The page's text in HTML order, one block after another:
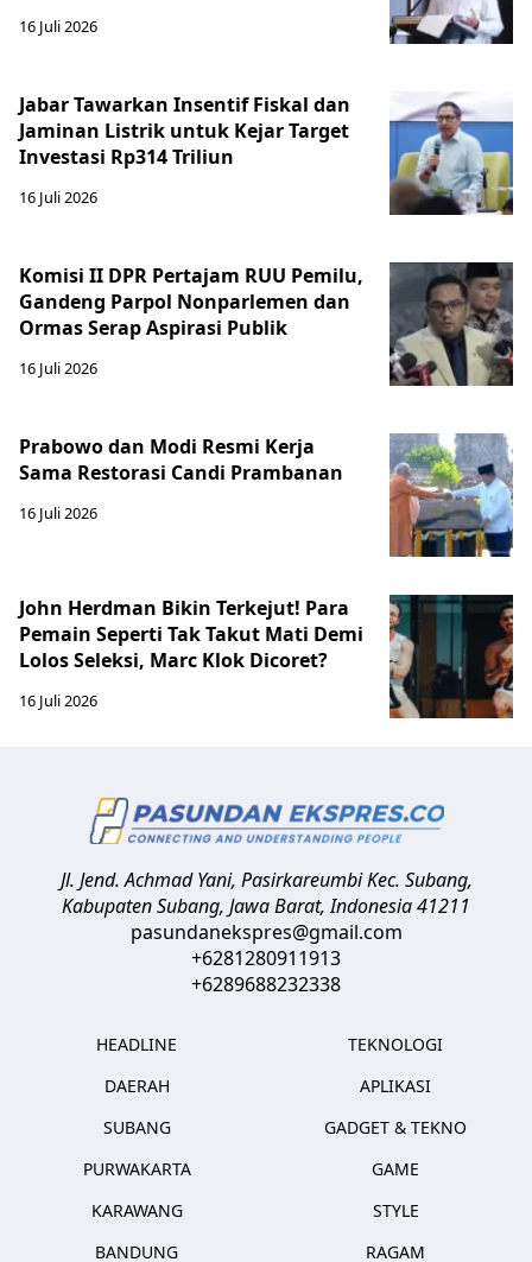
16 Juli 2026
Jabar Tawarkan Insentif Fiskal dan
Jaminan Listrik untuk Kejar Target
Investasi Rp314 Triliun
16 Juli 2026
Komisi II DPR Pertajam RUU Pemilu,
Gandeng Parpol Nonparlemen dan
Ormas Serap Aspirasi Publik
16 Juli 2026
Prabowo dan Modi Resmi Kerja
Sama Restorasi Candi Prambanan
16 Juli 2026
John Herdman Bikin Terkejut! Para
Pemain Seperti Tak Takut Mati Demi
Lolos Seleksi, Marc Klok Dicoret?
16 Juli 2026
Jl. Jend. Achmad Yani, Pasirkareumbi Kec. Subang,
Kabupaten Subang, Jawa Barat,Indonesia41211
pasundanekspres@gmail.com
+6281280911913
+6289688232338
HEADLINE
DAERAH
SUBANG
PURWAKARTA
KARAWANG
BANDUNG
TEKNOLOGI
APLIKASI
GADGET & TEKNO
GAME
STYLE
RAGAM